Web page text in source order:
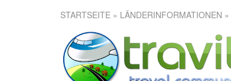
STARTSEITE » LÄNDERINFORMATIONEN